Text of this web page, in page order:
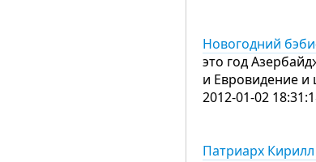
Новогодний
это год
и Евровидение
2012-01-02
Патриарх